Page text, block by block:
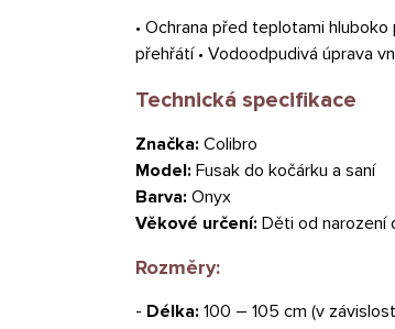
• Ochrana před teplotami
přehřátí • Vodoodpudivá úprava
Technická specifikace
Značka: Colibro
Model: Fusak do kočárku a saní
Barva: Onyx
Věkové určení: Děti od narození
Rozměry:
- Délka: 100 – 105 cm (v